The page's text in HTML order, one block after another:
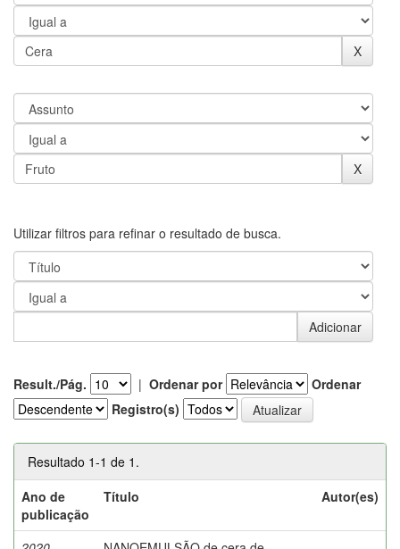
Utilizar filtros para refinar o resultado de busca.
Result./Pág. | Ordenar por
Ordenar
Registro(s)
Resultado 1-1 de 1.
Ano de
publicação
Título Autor(es)